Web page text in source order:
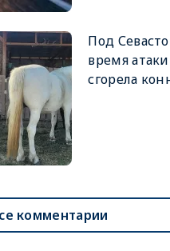
Под
время
сгорела
комментарии